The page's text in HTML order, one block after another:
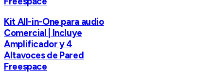
Kit All-in-One para audio
Comercial | Incluye
Amplificador y 4
Altavoces de Pared
Freespace